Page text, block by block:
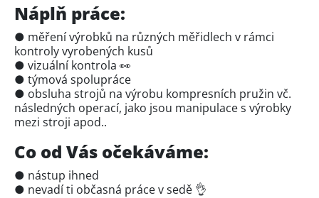
Náplň práce:
● měření výrobků na různých měřidlech v rámci
kontroly vyrobených kusů
● vizuální kontrola 👀
● týmová spolupráce
● obsluha strojů na výrobu kompresních pružin vč.
následných operací, jako jsou manipulace s výrobky
mezi stroji apod..
Co od Vás očekáváme:
● nástup ihned
● nevadí ti občasná práce v sedě 👌